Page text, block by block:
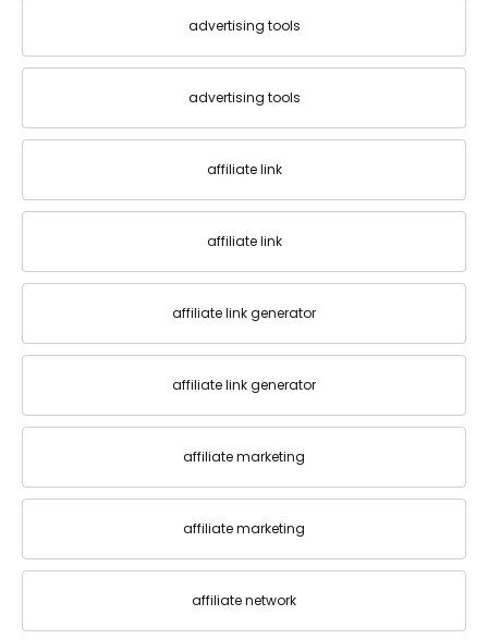
advertising tools
advertising tools
affiliate link
affiliate link
affiliate link generator
affiliate link generator
affiliate marketing
affiliate marketing
affiliate network